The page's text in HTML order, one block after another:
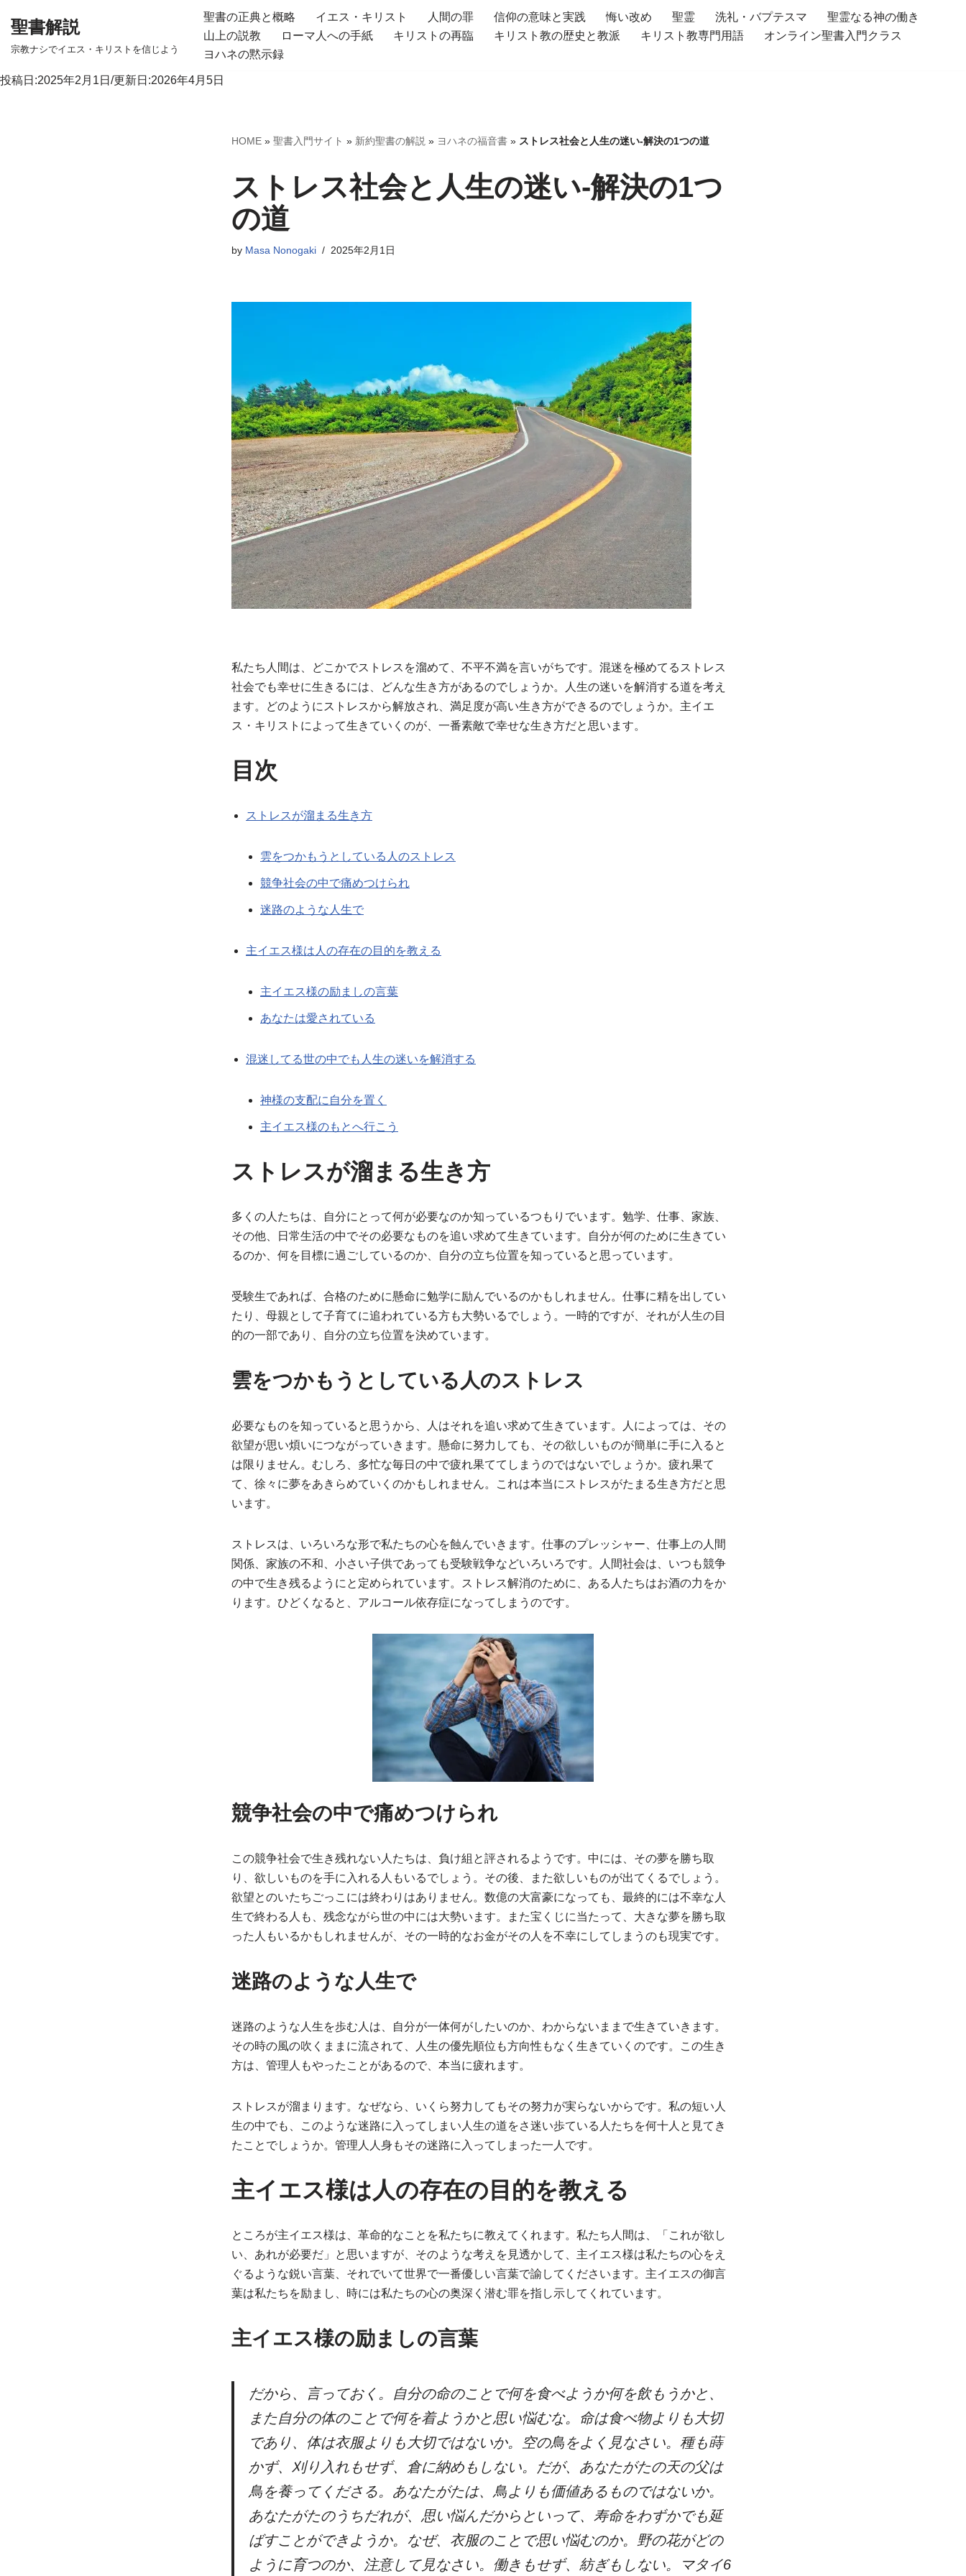
テ
聖書解説
宗教ナシでイエス・キリストを信じよう
聖書の正典と概略 イエス・キリスト 人間の罪 信仰の意味と実践 悔い改め 聖霊 洗礼・バプテスマ
聖霊なる神の働き
山上の説教
ローマ人への手紙 キリストの再臨 キリスト教の歴史と教派 キリスト教専門用語
オンライン聖書入門クラス
ヨハネの黙示録
投稿日:2025年2月1日/更新日:2026年4月5日
HOME » 聖書入門サイト » 新約聖書の解説 » ヨハネの福音書 » ストレス社会と人生の迷い-解決の1つの道
ストレス社会と人生の迷い-解決の1つ
の道
by Masa Nonogaki 2025年2月1日
私たち人間は、どこかでストレスを溜めて、不平不満を言いがちです。混迷を極めてるストレス
社会でも幸せに生きるには、どんな生き方があるのでしょうか。人生の迷いを解消する道を考え
ます。どのようにストレスから解放され、満足度が高い生き方ができるのでしょうか。主イエ
ス・キリストによって生きていくのが、一番素敵で幸せな生き方だと思います。
目次
ストレスが溜まる生き方
雲をつかもうとしている人のストレス
競争社会の中で痛めつけられ
迷路のような人生で
主イエス様は人の存在の目的を教える
主イエス様の励ましの言葉
あなたは愛されている
混迷してる世の中でも人生の迷いを解消する
神様の支配に自分を置く
主イエス様のもとへ行こう
ストレスが溜まる生き方
多くの人たちは、自分にとって何が必要なのか知っているつもりでいます。勉学、仕事、家族、
その他、日常生活の中でその必要なものを追い求めて生きています。自分が何のために生きてい
るのか、何を目標に過ごしているのか、自分の立ち位置を知っていると思っています。
受験生であれば、合格のために懸命に勉学に励んでいるのかもしれません。仕事に精を出してい
たり、母親として子育てに追われている方も大勢いるでしょう。一時的ですが、それが人生の目
的の一部であり、自分の立ち位置を決めています。
雲をつかもうとしている人のストレス
必要なものを知っていると思うから、人はそれを追い求めて生きています。人によっては、その
欲望が思い煩いにつながっていきます。懸命に努力しても、その欲しいものが簡単に手に入ると
は限りません。むしろ、多忙な毎日の中で疲れ果ててしまうのではないでしょうか。疲れ果て
て、徐々に夢をあきらめていくのかもしれません。これは本当にストレスがたまる生き方だと思
います。
ストレスは、いろいろな形で私たちの心を蝕んでいきます。仕事のプレッシャー、仕事上の人間
関係、家族の不和、小さい子供であっても受験戦争などいろいろです。人間社会は、いつも競争
の中で生き残るようにと定められています。ストレス解消のために、ある人たちはお酒の力をか
ります。ひどくなると、アルコール依存症になってしまうのです。
競争社会の中で痛めつけられ
この競争社会で生き残れない人たちは、負け組と評されるようです。中には、その夢を勝ち取
り、欲しいものを手に入れる人もいるでしょう。その後、また欲しいものが出てくるでしょう。
欲望とのいたちごっこには終わりはありません。数億の大富豪になっても、最終的には不幸な人
生で終わる人も、残念ながら世の中には大勢います。また宝くじに当たって、大きな夢を勝ち取
った人もいるかもしれませんが、その一時的なお金がその人を不幸にしてしまうのも現実です。
迷路のような人生で
迷路のような人生を歩む人は、自分が一体何がしたいのか、わからないままで生きていきます。
その時の風の吹くままに流されて、人生の優先順位も方向性もなく生きていくのです。この生き
方は、管理人もやったことがあるので、本当に疲れます。
ストレスが溜まります。なぜなら、いくら努力してもその努力が実らないからです。私の短い人
生の中でも、このような迷路に入ってしまい人生の道をさ迷い歩ている人たちを何十人と見てき
たことでしょうか。管理人人身もその迷路に入ってしまった一人です。
主イエス様は人の存在の目的を教える
ところが主イエス様は、革命的なことを私たちに教えてくれます。私たち人間は、「これが欲し
い、あれが必要だ」と思いますが、そのような考えを見透かして、主イエス様は私たちの心をえ
ぐるような鋭い言葉、それでいて世界で一番優しい言葉で諭してくださいます。主イエスの御言
葉は私たちを励まし、時には私たちの心の奥深く潜む罪を指し示してくれています。
主イエス様の励ましの言葉
だから、言っておく。自分の命のことで何を食べようか何を飲もうかと、
また自分の体のことで何を着ようかと思い悩むな。命は食べ物よりも大切
であり、体は衣服よりも大切ではないか。空の鳥をよく見なさい。種も蒔
かず、刈り入れもせず、倉に納めもしない。だが、あなたがたの天の父は
鳥を養ってくださる。あなたがたは、鳥よりも価値あるものではないか。
あなたがたのうちだれが、思い悩んだからといって、寿命をわずかでも延
ばすことができようか。なぜ、衣服のことで思い悩むのか。野の花がどの
ように育つのか、注意して見なさい。働きもせず、紡ぎもしない。マタイ6